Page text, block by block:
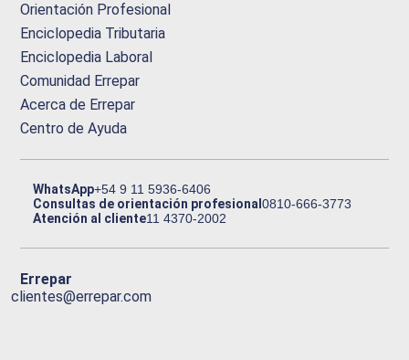
Orientación Profesional
Enciclopedia Tributaria
Enciclopedia Laboral
Comunidad Errepar
Acerca de Errepar
Centro de Ayuda
WhatsApp+54 9 11 5936-6406
Consultas de orientación profesional0810-666-3773
Atención al cliente11 4370-2002
Errepar
clientes@errepar.com